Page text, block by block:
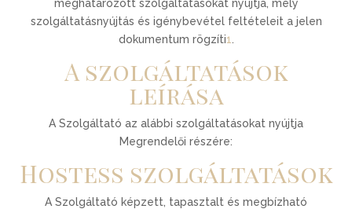
meghatározott szolgáltatásokat nyújtja, mely
szolgáltatásnyújtás és igénybevétel feltételeit a jelen
dokumentum rögzíti1
A szolgáltatások
leírása
A Szolgáltató az alábbi szolgáltatásokat nyújtja
Megrendelői részére:
Hostess szolgáltatások
A Szolgáltató képzett, tapasztalt és megbízható